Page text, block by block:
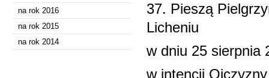
na rok 2016
na rok 2015
na rok 2014
37. Pieszą
Licheniu
w dniu 25 sierpnia
w intencji